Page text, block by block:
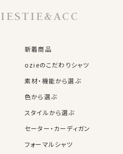
TIE&ACC
新着商品
ozieのこだわりシャツ
素材・機能から選ぶ
色から選ぶ
スタイルから選ぶ
セーター・カーディガン
フォーマルシャツ